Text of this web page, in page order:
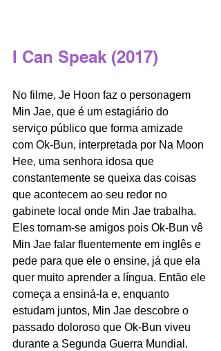
I Can Speak (2017)
No filme, Je Hoon faz o personagem
Min Jae, que é um estagiário do
serviço público que forma amizade
com Ok-Bun, interpretada por Na Moon
Hee, uma senhora idosa que
constantemente se queixa das coisas
que acontecem ao seu redor no
gabinete local onde Min Jae trabalha.
Eles tornam-se amigos pois Ok-Bun vê
Min Jae falar fluentemente em inglês e
pede para que ele o ensine, já que ela
quer muito aprender a língua. Então ele
começa a ensiná-la e, enquanto
estudam juntos, Min Jae descobre o
passado doloroso que Ok-Bun viveu
durante a Segunda Guerra Mundial.